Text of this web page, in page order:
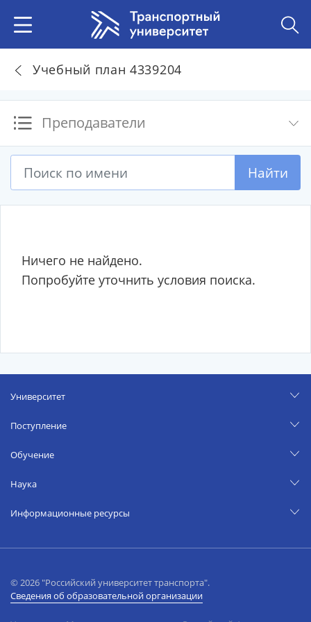
Учебный план 4339204
Преподаватели
Найти
Ничего не найдено.
Попробуйте уточнить условия поиска.
Университет
Поступление
Обучение
Наука
Информационные ресурсы
© 2026 "Российский университет транспорта".
Сведения об образовательной организации